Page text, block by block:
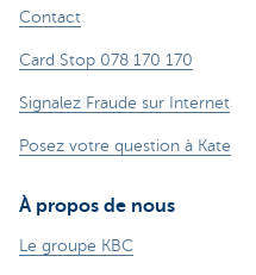
Contact
Card Stop 078 170 170
Signalez Fraude sur Internet
Posez votre question à Kate
À propos de nous
Le groupe KBC